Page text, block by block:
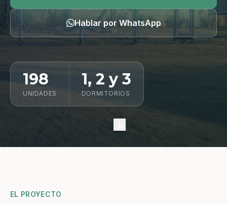
Hablar por WhatsApp
198
UNIDADES
1, 2 y 3
DORMITORIOS
EL PROYECTO